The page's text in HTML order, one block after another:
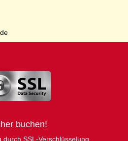
buchen!
SSL-Verschlüsselung.